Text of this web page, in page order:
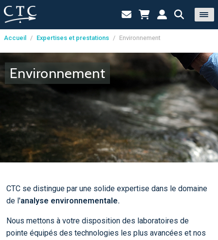
Panneau de gestion des cookies
Accueil / Expertises et prestations / Environnement
Environnement
CTC se distingue par une solide expertise dans le domaine
de l'analyse environnementale.
Nous mettons à votre disposition des laboratoires de
pointe équipés des technologies les plus avancées et nos